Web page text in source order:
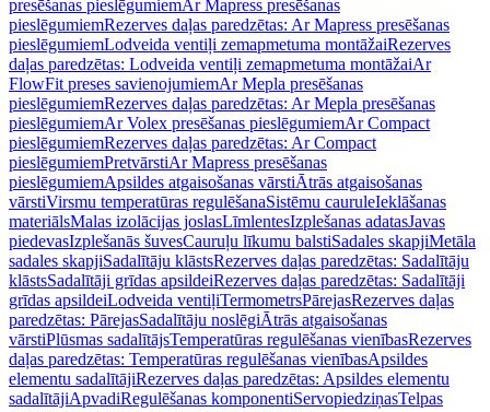
presēšanas pieslēgumiemAr Mapress presēšanas
pieslēgumiemRezerves daļas paredzētas: Ar Mapress presēšanas
pieslēgumiemLodveida ventiļi zemapmetuma montāžaiRezerves
daļas paredzētas: Lodveida ventiļi zemapmetuma montāžaiAr
FlowFit preses savienojumiemAr Mepla presēšanas
pieslēgumiemRezerves daļas paredzētas: Ar Mepla presēšanas
pieslēgumiemAr Volex presēšanas pieslēgumiemAr Compact
pieslēgumiemRezerves daļas paredzētas: Ar Compact
pieslēgumiemPretvārstiAr Mapress presēšanas
pieslēgumiemApsildes atgaisošanas vārstiĀtrās atgaisošanas
vārstiVirsmu temperatūras regulēšanaSistēmu cauruleIeklāšanas
materiālsMalas izolācijas joslasLīmlentesIzplešanas adatasJavas
piedevasIzplešanās šuvesCauruļu līkumu balstiSadales skapjiMetāla
sadales skapjiSadalītāju klāstsRezerves daļas paredzētas: Sadalītāju
klāstsSadalītāji grīdas apsildeiRezerves daļas paredzētas: Sadalītāji
grīdas apsildeiLodveida ventiļiTermometrsPārejasRezerves daļas
paredzētas: PārejasSadalītāju noslēgiĀtrās atgaisošanas
vārstiPlūsmas sadalītājsTemperatūras regulēšanas vienībasRezerves
daļas paredzētas: Temperatūras regulēšanas vienībasApsildes
elementu sadalītājiRezerves daļas paredzētas: Apsildes elementu
sadalītājiApvadiRegulēšanas komponentiServopiedziņasTelpas